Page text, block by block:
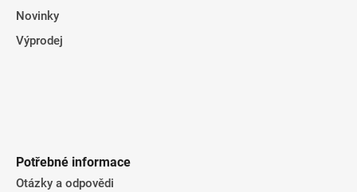
Novinky
Výprodej
Potřebné informace
Otázky a odpovědi